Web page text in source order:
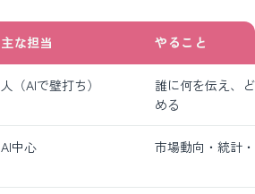
主な担当 やること
人（AIで壁打ち）
誰に何を伝え、
める
AI中心 市場動向・統計